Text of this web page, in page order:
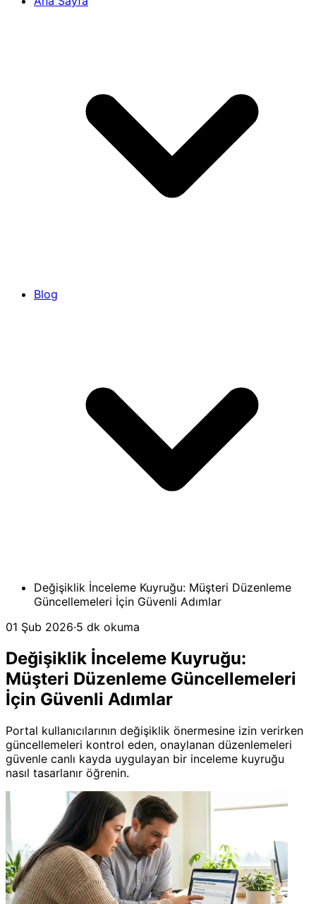
Blog
Değişiklik İnceleme Kuyruğu: Müşteri Düzenleme
Güncellemeleri İçin Güvenli Adımlar
01 Şub 2026·5 dk okuma
Değişiklik İnceleme Kuyruğu:
Müşteri Düzenleme Güncellemeleri
İçin Güvenli Adımlar
Portal kullanıcılarının değişiklik önermesine izin verirken
güncellemeleri kontrol eden, onaylanan düzenlemeleri
güvenle canlı kayda uygulayan bir inceleme kuyruğu
nasıl tasarlanır öğrenin.